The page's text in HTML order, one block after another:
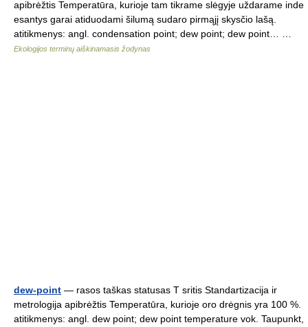
apibrėžtis Temperatūra, kurioje tam tikrame slėgyje uždarame inde
esantys garai atiduodami šilumą sudaro pirmąjį skysčio lašą.
atitikmenys: angl. condensation point; dew point; dew point… …
Ekologijos terminų aiškinamasis žodynas
dew-point — rasos taškas statusas T sritis Standartizacija ir
metrologija apibrėžtis Temperatūra, kurioje oro drėgnis yra 100 %.
atitikmenys: angl. dew point; dew point temperature vok. Taupunkt,